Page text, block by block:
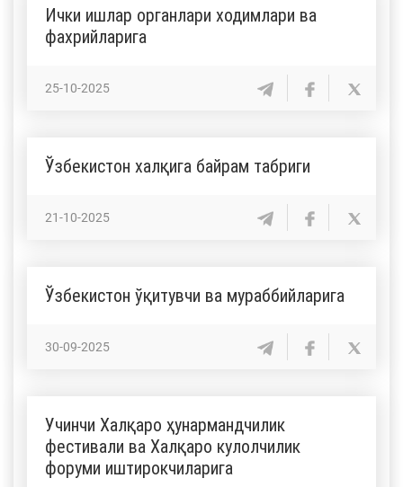
Ички ишлар органлари ходимлари ва
фахрийларига
25-10-2025
Ўзбекистон халқига байрам табриги
21-10-2025
Ўзбекистон ўқитувчи ва мураббийларига
30-09-2025
Учинчи Халқаро ҳунармандчилик
фестивали ва Халқаро кулолчилик
форуми иштирокчиларига